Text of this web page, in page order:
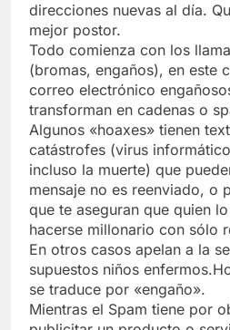
direcciones nuevas al día.
mejor postor.
Todo comienza con los
(bromas, engaños), en este
correo electrónico
transforman en cadenas o
Algunos «hoaxes» tienen
catástrofes (virus
incluso la muerte) que
mensaje no es reenviado, o
que te aseguran que quien
hacerse millonario con sólo
En otros casos apelan a la
supuestos niños
se traduce por «engaño».
Mientras el Spam tiene por